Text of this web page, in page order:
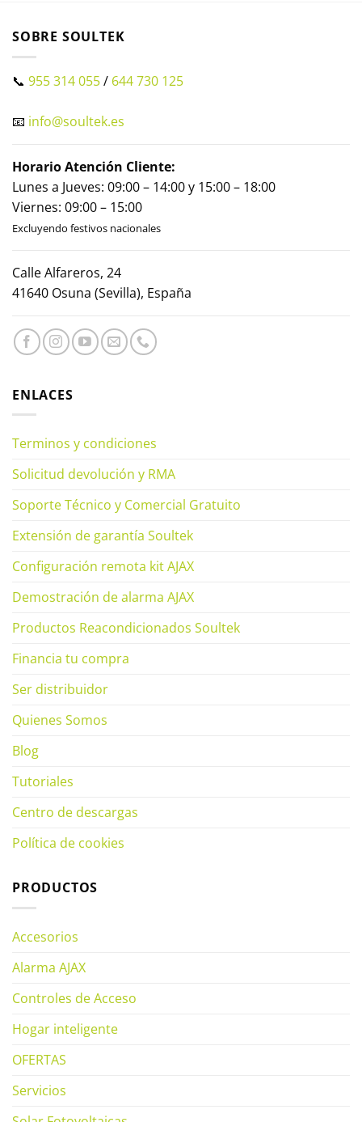
SOBRE SOULTEK
📞 955 314 055/ 644 730 125
📧 info@soultek.es
Horario Atención Cliente:
Lunes a Jueves: 09:00 – 14:00 y 15:00 – 18:00
Viernes: 09:00 – 15:00
Excluyendo festivos nacionales
Calle Alfareros, 24
41640 Osuna (Sevilla), España
ENLACES
Terminos y condiciones
Solicitud devolución y RMA
Soporte Técnico y Comercial Gratuito
Extensión de garantía Soultek
Configuración remota kit AJAX
Demostración de alarma AJAX
Productos Reacondicionados Soultek
Financia tu compra
Ser distribuidor
Quienes Somos
Blog
Tutoriales
Centro de descargas
Política de cookies
PRODUCTOS
Accesorios
Alarma AJAX
Controles de Acceso
Hogar inteligente
OFERTAS
Servicios